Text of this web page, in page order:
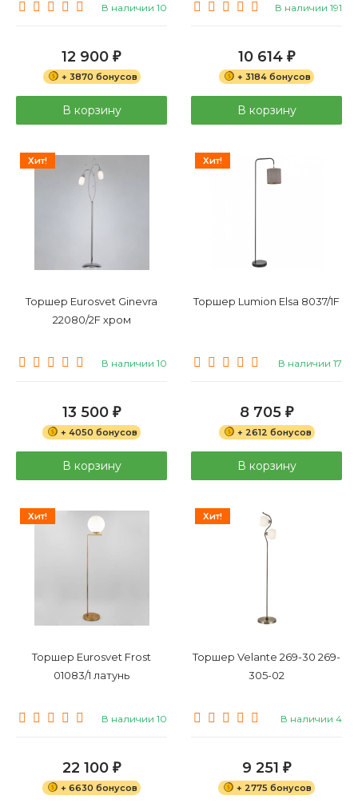
В наличии 10
12 900 ₽
+ 3870 бонусов
В корзину
В наличии 191
10 614 ₽
+ 3184 бонусов
В корзину
Хит!
Торшер Eurosvet Ginevra
22080/2F хром
В наличии 10
13 500 ₽
+ 4050 бонусов
В корзину
Хит!
Торшер Lumion Elsa 8037/1F
В наличии 17
8 705 ₽
+ 2612 бонусов
В корзину
Хит!
Торшер Eurosvet Frost
01083/1 латунь
В наличии 10
22 100 ₽
+ 6630 бонусов
Хит!
Торшер Velante 269-30 269-
305-02
В наличии 4
9 251 ₽
+ 2775 бонусов